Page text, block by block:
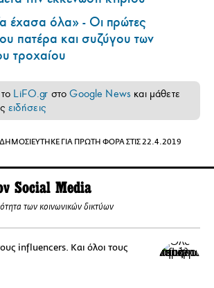
έχασα όλα» - Οι πρώτες
πατέρα και συζύγου των
τροχαίου
LiFO.gr στοGoogle News και μάθετε
ειδήσεις
ΓΙΑ ΠΡΩΤΗ ΦΟΡΑ ΣΤΙΣ 22.4.2019
Social Media
των κοινωνικών δικτύων
influencers. Και όλοι τους